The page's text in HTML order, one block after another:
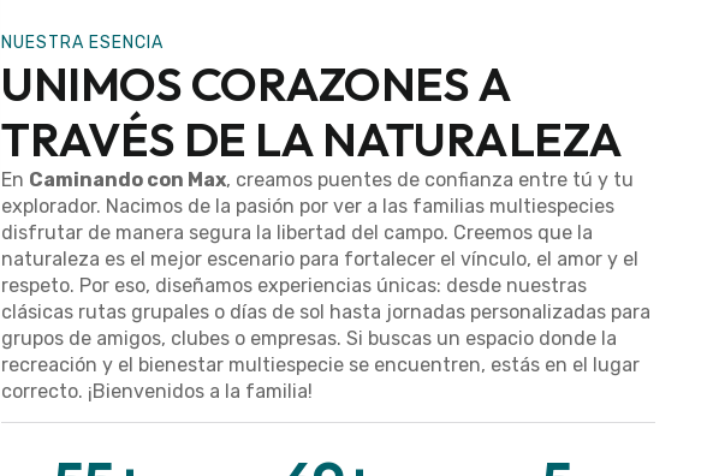
NUESTRA ESENCIA
UNIMOS CORAZONES A
TRAVÉS DE LA NATURALEZA
En Caminando con Max, creamos puentes de confianza entre tú y tu
explorador. Nacimos de la pasión por ver a las familias multiespecies
disfrutar de manera segura la libertad del campo. Creemos que la
naturaleza es el mejor escenario para fortalecer el vínculo, el amor y el
respeto. Por eso, diseñamos experiencias únicas: desde nuestras
clásicas rutas grupales o días de sol hasta jornadas personalizadas para
grupos de amigos, clubes o empresas. Si buscas un espacio donde la
recreación y el bienestar multiespecie se encuentren, estás en el lugar
correcto. ¡Bienvenidos a la familia!